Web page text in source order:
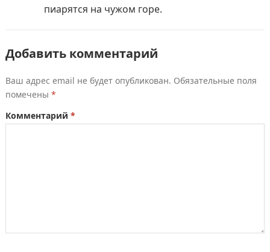
пиарятся на чужом горе.
Добавить комментарий
Ваш адрес email не будет опубликован. Обязательные поля
помечены *
Комментарий *